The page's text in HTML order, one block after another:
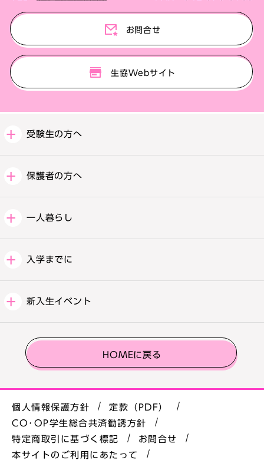
お問合せ
生協Webサイト
受験生の方へ
保護者の方へ
一人暮らし
入学までに
新入生イベント
HOMEに戻る
個人情報保護方針
定款（PDF）
CO･OP学生総合共済勧誘方針
特定商取引に基づく標記
お問合せ
本サイトのご利用にあたって